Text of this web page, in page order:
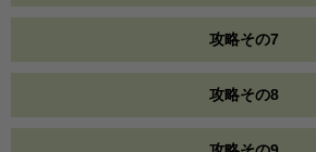
攻略その7
攻略その8